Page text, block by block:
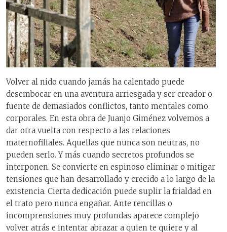
Volver al nido cuando jamás ha calentado puede
desembocar en una aventura arriesgada y ser creador o
fuente de demasiados conflictos, tanto mentales como
corporales. En esta obra de Juanjo Giménez volvemos a
dar otra vuelta con respecto a las relaciones
maternofiliales. Aquellas que nunca son neutras, no
pueden serlo. Y más cuando secretos profundos se
interponen. Se convierte en espinoso eliminar o mitigar
tensiones que han desarrollado y crecido a lo largo de la
existencia. Cierta dedicación puede suplir la frialdad en
el trato pero nunca engañar. Ante rencillas o
incomprensiones muy profundas aparece complejo
volver atrás e intentar abrazar a quien te quiere y al